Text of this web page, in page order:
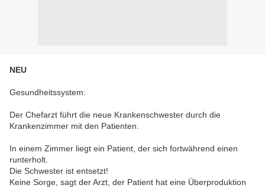
NEU
Gesundheitssystem:
Der Chefarzt führt die neue Krankenschwester durch die
Krankenzimmer mit den Patienten.
In einem Zimmer liegt ein Patient, der sich fortwährend einen
runterholt.
Die Schwester ist entsetzt!
Keine Sorge, sagt der Arzt, der Patient hat eine Überproduktion